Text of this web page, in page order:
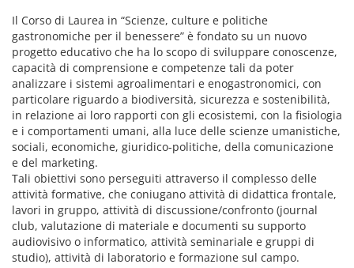
Il Corso di Laurea in “Scienze, culture e politiche
gastronomiche per il benessere” è fondato su un nuovo
progetto educativo che ha lo scopo di sviluppare conoscenze,
capacità di comprensione e competenze tali da poter
analizzare i sistemi agroalimentari e enogastronomici, con
particolare riguardo a biodiversità, sicurezza e sostenibilità,
in relazione ai loro rapporti con gli ecosistemi, con la fisiologia
e i comportamenti umani, alla luce delle scienze umanistiche,
sociali, economiche, giuridico-politiche, della comunicazione
e del marketing.
Tali obiettivi sono perseguiti attraverso il complesso delle
attività formative, che coniugano attività di didattica frontale,
lavori in gruppo, attività di discussione/confronto (journal
club, valutazione di materiale e documenti su supporto
audiovisivo o informatico, attività seminariale e gruppi di
studio), attività di laboratorio e formazione sul campo.